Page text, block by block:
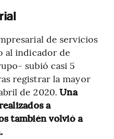
de servicios
al indicador de
subió casi 5
registrar la mayor
de 2020.Una
a
también volvió a